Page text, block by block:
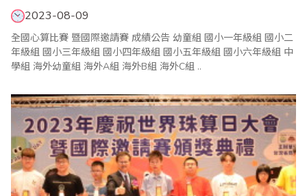
2023-08-09
全國心算比賽 暨國際邀請賽 成績公告 幼童組 國小一年級組 國小二
年級組 國小三年級組 國小四年級組 國小五年級組 國小六年級組 中
學組 海外幼童組 海外A組 海外B組 海外C組 ..